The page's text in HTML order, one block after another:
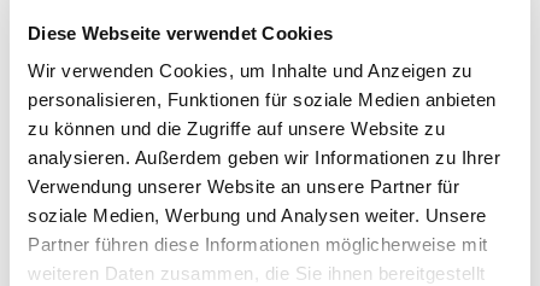
Diese Webseite verwendet Cookies
Wir verwenden Cookies, um Inhalte und Anzeigen zu
personalisieren, Funktionen für soziale Medien anbieten
zu können und die Zugriffe auf unsere Website zu
analysieren. Außerdem geben wir Informationen zu Ihrer
Verwendung unserer Website an unsere Partner für
soziale Medien, Werbung und Analysen weiter. Unsere
Partner führen diese Informationen möglicherweise mit
weiteren Daten zusammen, die Sie ihnen bereitgestellt
Benutzeranmeldung
Bitte geben Sie Ihren
Benutzernamen und Ihr
Website anzumelden.